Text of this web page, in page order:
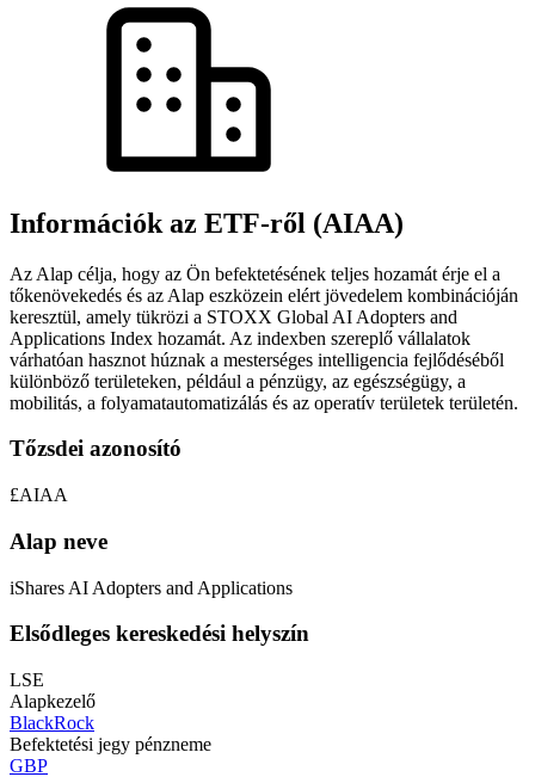
Információk az ETF-ről (AIAA)
Az Alap célja, hogy az Ön befektetésének teljes hozamát érje el a
tőkenövekedés és az Alap eszközein elért jövedelem kombinációján
keresztül, amely tükrözi a STOXX Global AI Adopters and
Applications Index hozamát. Az indexben szereplő vállalatok
várhatóan hasznot húznak a mesterséges intelligencia fejlődéséből
különböző területeken, például a pénzügy, az egészségügy, a
mobilitás, a folyamatautomatizálás és az operatív területek területén.
Tőzsdei azonosító
£AIAA
Alap neve
iShares AI Adopters and Applications
Elsődleges kereskedési helyszín
LSE
Alapkezelő
BlackRock
Befektetési jegy pénzneme
GBP